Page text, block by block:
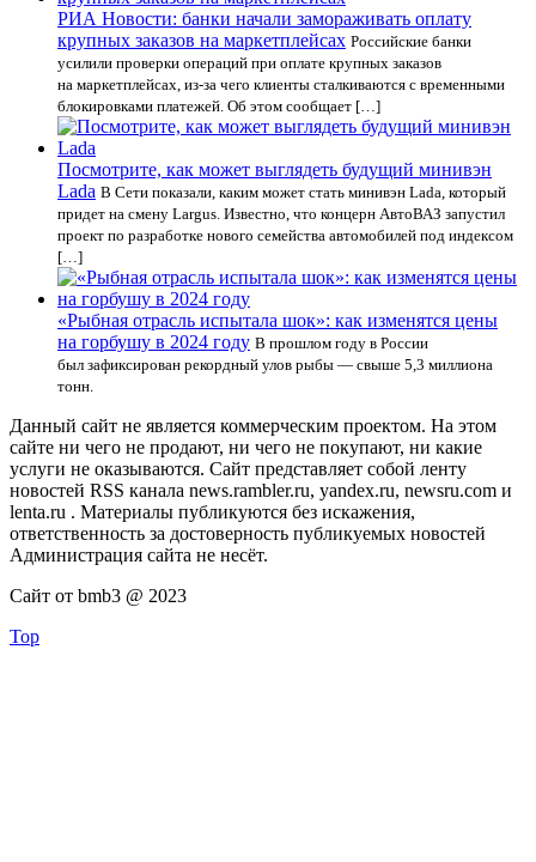
РИА Новости: банки начали замораживать оплату
крупных заказов на маркетплейсах Российские банки
усилили проверки операций при оплате крупных заказов
на маркетплейсах, из-за чего клиенты сталкиваются с временными
блокировками платежей. Об этом сообщает […]
Посмотрите, как может выглядеть будущий минивэн
Lada В Сети показали, каким может стать минивэн Lada, который
придет на смену Largus. Известно, что концерн АвтоВАЗ запустил
проект по разработке нового семейства автомобилей под индексом
[…]
«Рыбная отрасль испытала шок»: как изменятся цены
на горбушу в 2024 году В прошлом году в России
был зафиксирован рекордный улов рыбы — свыше 5,3 миллиона
тонн.
Данный сайт не является коммерческим проектом. На этом
сайте ни чего не продают, ни чего не покупают, ни какие
услуги не оказываются. Сайт представляет собой ленту
новостей RSS канала news.rambler.ru, yandex.ru, newsru.com и
lenta.ru . Материалы публикуются без искажения,
ответственность за достоверность публикуемых новостей
Администрация сайта не несёт.
Сайт от bmb3 @ 2023
Top